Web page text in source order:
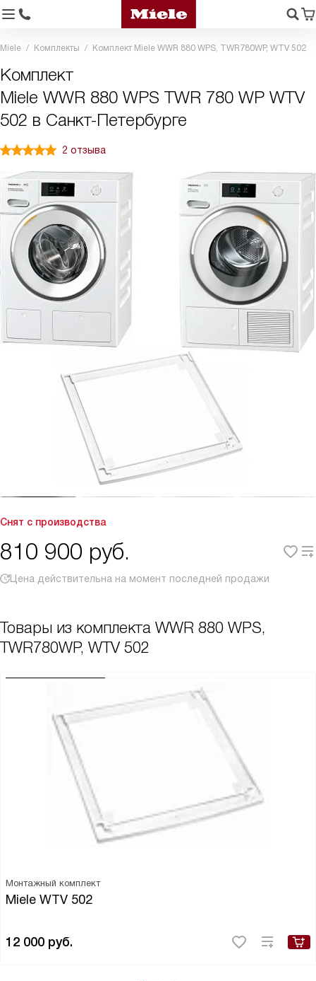
Miele Комплекты Комплект Miele WWR 880 WPS, TWR780WP, WTV 502
Комплект
Miele WWR 880 WPS TWR 780 WP WTV
502 в Санкт-Петербурге
2 отзыва
Снят с производства
810 900 руб.
Цена действительна на момент последней продажи
Товары из комплекта WWR 880 WPS,
TWR780WP, WTV 502
Монтажный комплект
Miele WTV 502
12 000 руб.